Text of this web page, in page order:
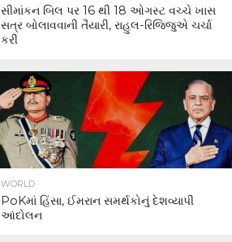
સીમાંકન બિલ પર 16 થી 18 ઓગસ્ટ વચ્ચે ખાસ
સત્ર બોલાવવાની તૈયારી, રાહુલ-રિજિજુએ ચર્ચા
કરી
WORLD
PoKમાં હિંસા, ઈમરાન સમર્થકોનું દેશવ્યાપી
આંદોલન